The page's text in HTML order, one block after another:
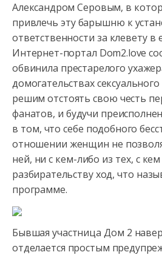
Александром Серовым, в
привлечь эту барышню к
ответственности за клевету в
Интернет-портал Dom2.love
обвинила престарелого
домогательствах
решим отстоять свою честь
фанатов, и будучи
в том, что себе подобного
отношении женщин не
ней, ни с кем-либо из тех, с
разбирательству ход, что
программе.
Бывшая участница Дом 2
отделается простым